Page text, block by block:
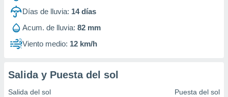
1199Días de lluvia: 14días
Acum. de lluvia: 82 mm
Viento medio: 12 km/h
Salida y Puesta del sol
Salida del sol Puesta del sol